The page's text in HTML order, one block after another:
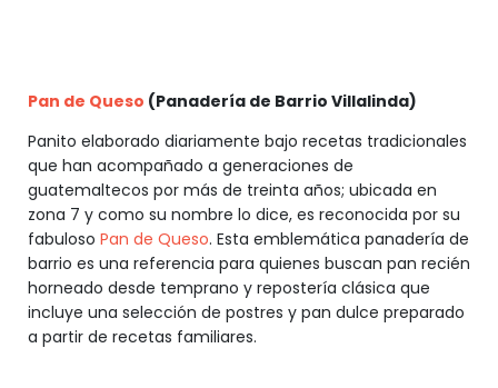
Pan de Queso (Panadería de Barrio Villalinda)
Panito elaborado diariamente bajo recetas tradicionales
que han acompañado a generaciones de
guatemaltecos por más de treinta años; ubicada en
zona 7 y como su nombre lo dice, es reconocida por su
fabuloso Pan de Queso. Esta emblemática panadería de
barrio es una referencia para quienes buscan pan recién
horneado desde temprano y repostería clásica que
incluye una selección de postres y pan dulce preparado
a partir de recetas familiares.